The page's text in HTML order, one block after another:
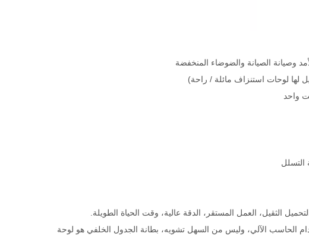
وصيانة الصيانة والضوضاء المنخفضة
واحد
الحاسب الآلي، وليس من السهل تشويه، بطانة الجدول الخلفي هو لوحة